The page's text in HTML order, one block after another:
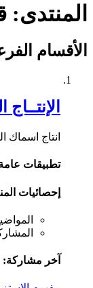
المنتدى:
الأقسام
انتاج اسماك
تطبيقات
إحصائيات
المواضيع:
آخر مشاركة: